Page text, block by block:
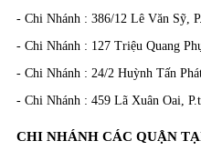
- Chi Nhánh : 386/12 Lê Văn Sỹ,
- Chi Nhánh : 127 Triệu Quang
- Chi Nhánh : 24/2 Huỳnh Tấn
- Chi Nhánh : 459 Lã Xuân Oai,
CHI NHÁNH CÁC QUẬN